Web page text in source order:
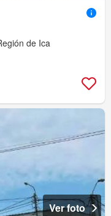
de Ica
Ver foto